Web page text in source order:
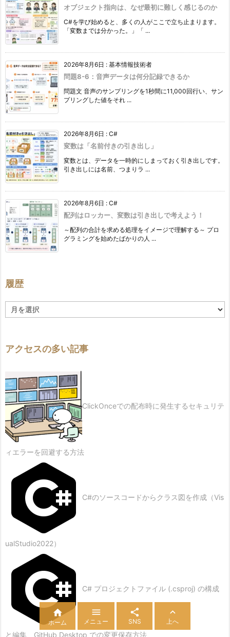
オブジェクト指向は、なぜ最初に難しく感じるのか
C#を学び始めると、多くの人がここで立ち止まります。
「変数までは分かった。」「 ...
2026年8月6日 : 基本情報技術者
問題8-6：音声データは何分記録できるか
問題文 音声のサンプリングを1秒間に11,000回行い、サン
プリングした値をそれ ...
2026年8月6日 : C#
変数は「名前付きの引き出し」
変数とは、データを一時的にしまっておく引き出しです。
引き出しには名前、つまりラ ...
2026年8月6日 : C#
配列はロッカー、変数は引き出しで考えよう！
～配列の合計を求める処理をイメージで理解する～ プロ
グラミングを始めたばかりの人 ...
履歴
歴
アクセスの多い記事
ClickOnceでの配布時に発生するセキュリテ
ィエラーを回避する方法
C#のソースコードからクラス図を作成（Vis
ualStudio2022）
C# プロジェクトファイル (.csproj) の構成
と編集、GitHub Desktop での変更保存方法

ホーム

メニュー

SNS

上へ